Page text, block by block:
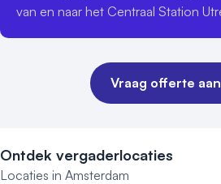
Vraag offerte aan
Ontdek vergaderlocaties
Locaties in Amsterdam